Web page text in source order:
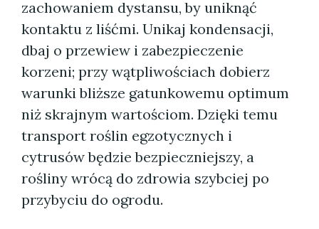
zachowaniem dystansu, by uniknąć
kontaktu z liśćmi. Unikaj kondensacji,
dbaj o przewiew i zabezpieczenie
korzeni; przy wątpliwościach dobierz
warunki bliższe gatunkowemu optimum
niż skrajnym wartościom. Dzięki temu
transport roślin egzotycznych i
cytrusów będzie bezpieczniejszy, a
rośliny wrócą do zdrowia szybciej po
przybyciu do ogrodu.